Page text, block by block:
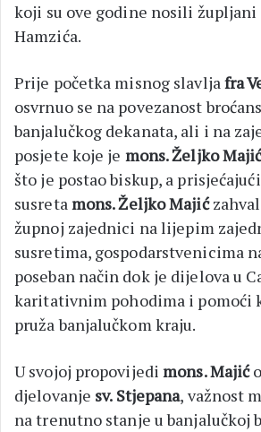
koji su ove godine nosili
Hamzića.
Prije početka misnog slavljafra
osvrnuo se na povezanost
banjalučkog dekanata, ali i na
posjete koje je mons. Željko
što je postao biskup, a
susretamons. Željko Majić
župnoj zajednici na lijepim
susretima, gospodarstvenicima
poseban način dok je dijelova u
karitativnim pohodima i pomoći
pruža banjalučkom kraju.
U svojoj propovijedimons. Majić
djelovanje sv. Stjepana, važnost
na trenutno stanje u banjalučkoj